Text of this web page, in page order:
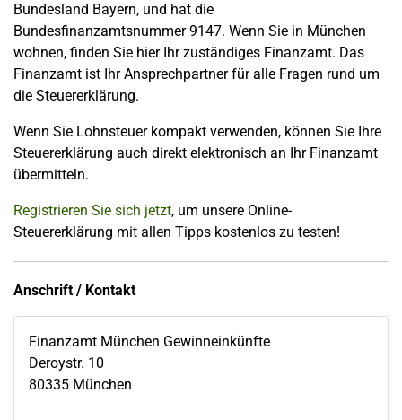
Bundesland Bayern, und hat die
Bundesfinanzamtsnummer 9147. Wenn Sie in München
wohnen, finden Sie hier Ihr zuständiges Finanzamt. Das
Finanzamt ist Ihr Ansprechpartner für alle Fragen rund um
die Steuererklärung.
Wenn Sie Lohnsteuer kompakt verwenden, können Sie Ihre
Steuererklärung auch direkt elektronisch an Ihr Finanzamt
übermitteln.
Registrieren Sie sich jetzt, um unsere Online-
Steuererklärung mit allen Tipps kostenlos zu testen!
Anschrift / Kontakt
Finanzamt München Gewinneinkünfte
Deroystr. 10
80335 München